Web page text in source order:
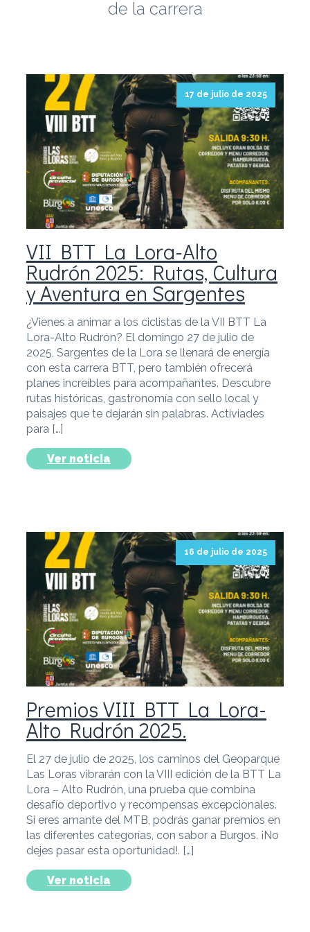
de la carrera
17 de julio de 2025
VII BTT La Lora-Alto
Rudrón 2025: Rutas, Cultura
y Aventura en Sargentes
¿Vienes a animar a los ciclistas de la VII BTT La
Lora-Alto Rudrón? El domingo 27 de julio de
2025, Sargentes de la Lora se llenará de energía
con esta carrera BTT, pero también ofrecerá
planes increíbles para acompañantes. Descubre
rutas históricas, gastronomía con sello local y
paisajes que te dejarán sin palabras. Activiades
para […]
Ver noticia
16 de julio de 2025
Premios VIII BTT La Lora-
Alto Rudrón 2025.
El 27 de julio de 2025, los caminos del Geoparque
Las Loras vibrarán con la VIII edición de la BTT La
Lora – Alto Rudrón, una prueba que combina
desafío deportivo y recompensas excepcionales.
Si eres amante del MTB, podrás ganar premios en
las diferentes categorías, con sabor a Burgos. ¡No
dejes pasar esta oportunidad!. […]
Ver noticia